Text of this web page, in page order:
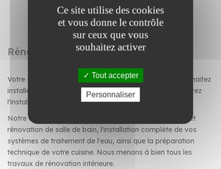
Rénovation de salle de bain et cuisine
Votre salle de bain demande une rénovation ? Vous souhaitez
installer un système de traitement de l'eau ? Vous préparez
l'installation d'une nouvelle cuisine ?
Notre équipe d'experts réalise vos travaux de création et
rénovation de salle de bain, l'installation complète de vos
systèmes de traitement de l'eau, ainsi que la préparation
technique de votre cuisine. Nous menons à bien tous les
travaux de rénovation intérieure.
Ce site utilise des cookies
et vous donne le contrôle
sur ceux que vous
souhaitez activer
Tout accepter
Personnaliser